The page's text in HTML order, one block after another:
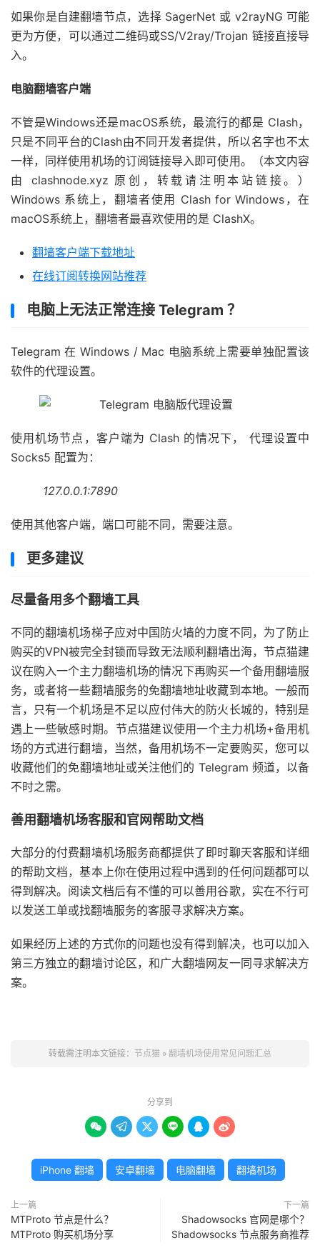
如果你是自建翻墙节点，选择 SagerNet 或 v2rayNG 可能
更为方便，可以通过二维码或SS/V2ray/Trojan 链接直接导
入。
电脑翻墙客户端
不管是Windows还是macOS系统，最流行的都是 Clash，
只是不同平台的Clash由不同开发者提供，所以名字也不太
一样，同样使用机场的订阅链接导入即可使用。（本文内容
由 clashnode.xyz 原创，转载请注明本站链接。）
Windows 系统上，翻墙者使用 Clash for Windows，在
macOS系统上，翻墙者最喜欢使用的是 ClashX。
翻墙客户端下载地址
在线订阅转换网站推荐
电脑上无法正常连接 Telegram ？
Telegram 在 Windows / Mac 电脑系统上需要单独配置该
软件的代理设置。
使用机场节点，客户端为 Clash 的情况下， 代理设置中
Socks5 配置为：
127.0.0.1:7890
使用其他客户端，端口可能不同，需要注意。
更多建议
尽量备用多个翻墙工具
不同的翻墙机场梯子应对中国防火墙的力度不同，为了防止
购买的VPN被完全封锁而导致无法顺利翻墙出海，节点猫建
议在购入一个主力翻墙机场的情况下再购买一个备用翻墙服
务，或者将一些翻墙服务的免翻墙地址收藏到本地。一般而
言，只有一个机场是不足以应付伟大的防火长城的，特别是
遇上一些敏感时期。节点猫建议使用一个主力机场+备用机
场的方式进行翻墙，当然，备用机场不一定要购买，您可以
收藏他们的免翻墙地址或关注他们的 Telegram 频道，以备
不时之需。
善用翻墙机场客服和官网帮助文档
大部分的付费翻墙机场服务商都提供了即时聊天客服和详细
的帮助文档，基本上你在使用过程中遇到的任何问题都可以
得到解决。阅读文档后有不懂的可以善用谷歌，实在不行可
以发送工单或找翻墙服务的客服寻求解决方案。
如果经历上述的方式你的问题也没有得到解决，也可以加入
第三方独立的翻墙讨论区，和广大翻墙网友一同寻求解决方
案。
转载需注明本文链接： 节点猫 » 翻墙机场使用常见问题汇总
分享到
     
iPhone 翻墙 安卓翻墙 电脑翻墙 翻墙机场
上一篇
MTProto 节点是什么？
MTProto 购买机场分享
下一篇
Shadowsocks 官网是哪个？
Shadowsocks 节点服务商推荐